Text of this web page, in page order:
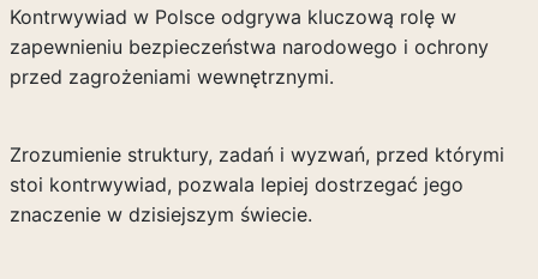
Kontrwywiad w Polsce odgrywa kluczową rolę w
zapewnieniu bezpieczeństwa narodowego i ochrony
przed zagrożeniami wewnętrznymi.
Zrozumienie struktury, zadań i wyzwań, przed którymi
stoi kontrwywiad, pozwala lepiej dostrzegać jego
znaczenie w dzisiejszym świecie.